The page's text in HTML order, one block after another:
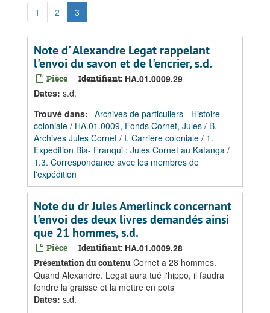
1 2 3
Note d' Alexandre Legat rappelant
l'envoi du savon et de l'encrier, s.d.
Pièce Identifiant: HA.01.0009.29
Dates: s.d.
Trouvé dans: Archives de particuliers - Histoire
coloniale / HA.01.0009, Fonds Cornet, Jules / B.
Archives Jules Cornet / I. Carrière coloniale / 1.
Expédition Bia- Franqui : Jules Cornet au Katanga /
1.3. Correspondance avec les membres de
l'expédition
Note du dr Jules Amerlinck concernant
l'envoi des deux livres demandés ainsi
que 21 hommes, s.d.
Pièce Identifiant: HA.01.0009.28
Présentation du contenu Cornet a 28 hommes.
Quand Alexandre. Legat aura tué l'hippo, il faudra
fondre la graisse et la mettre en pots
Dates: s.d.